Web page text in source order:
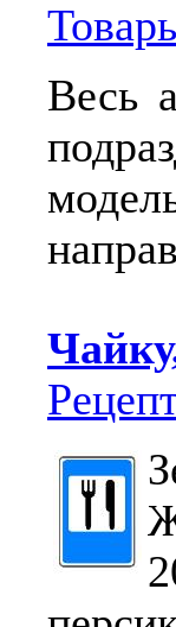
Весь